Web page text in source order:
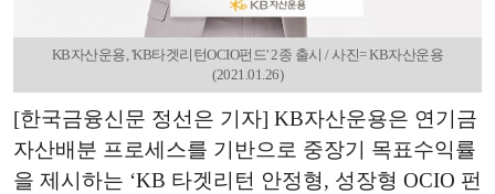
KB자산운용, 'KB타겟리턴OCIO펀드' 2종 출시 / 사진= KB자산운용
(2021.01.26)
[한국금융신문 정선은 기자] KB자산운용은 연기금
자산배분 프로세스를 기반으로 중장기 목표수익률
을 제시하는 ‘KB 타겟리턴 안정형, 성장형 OCIO 펀